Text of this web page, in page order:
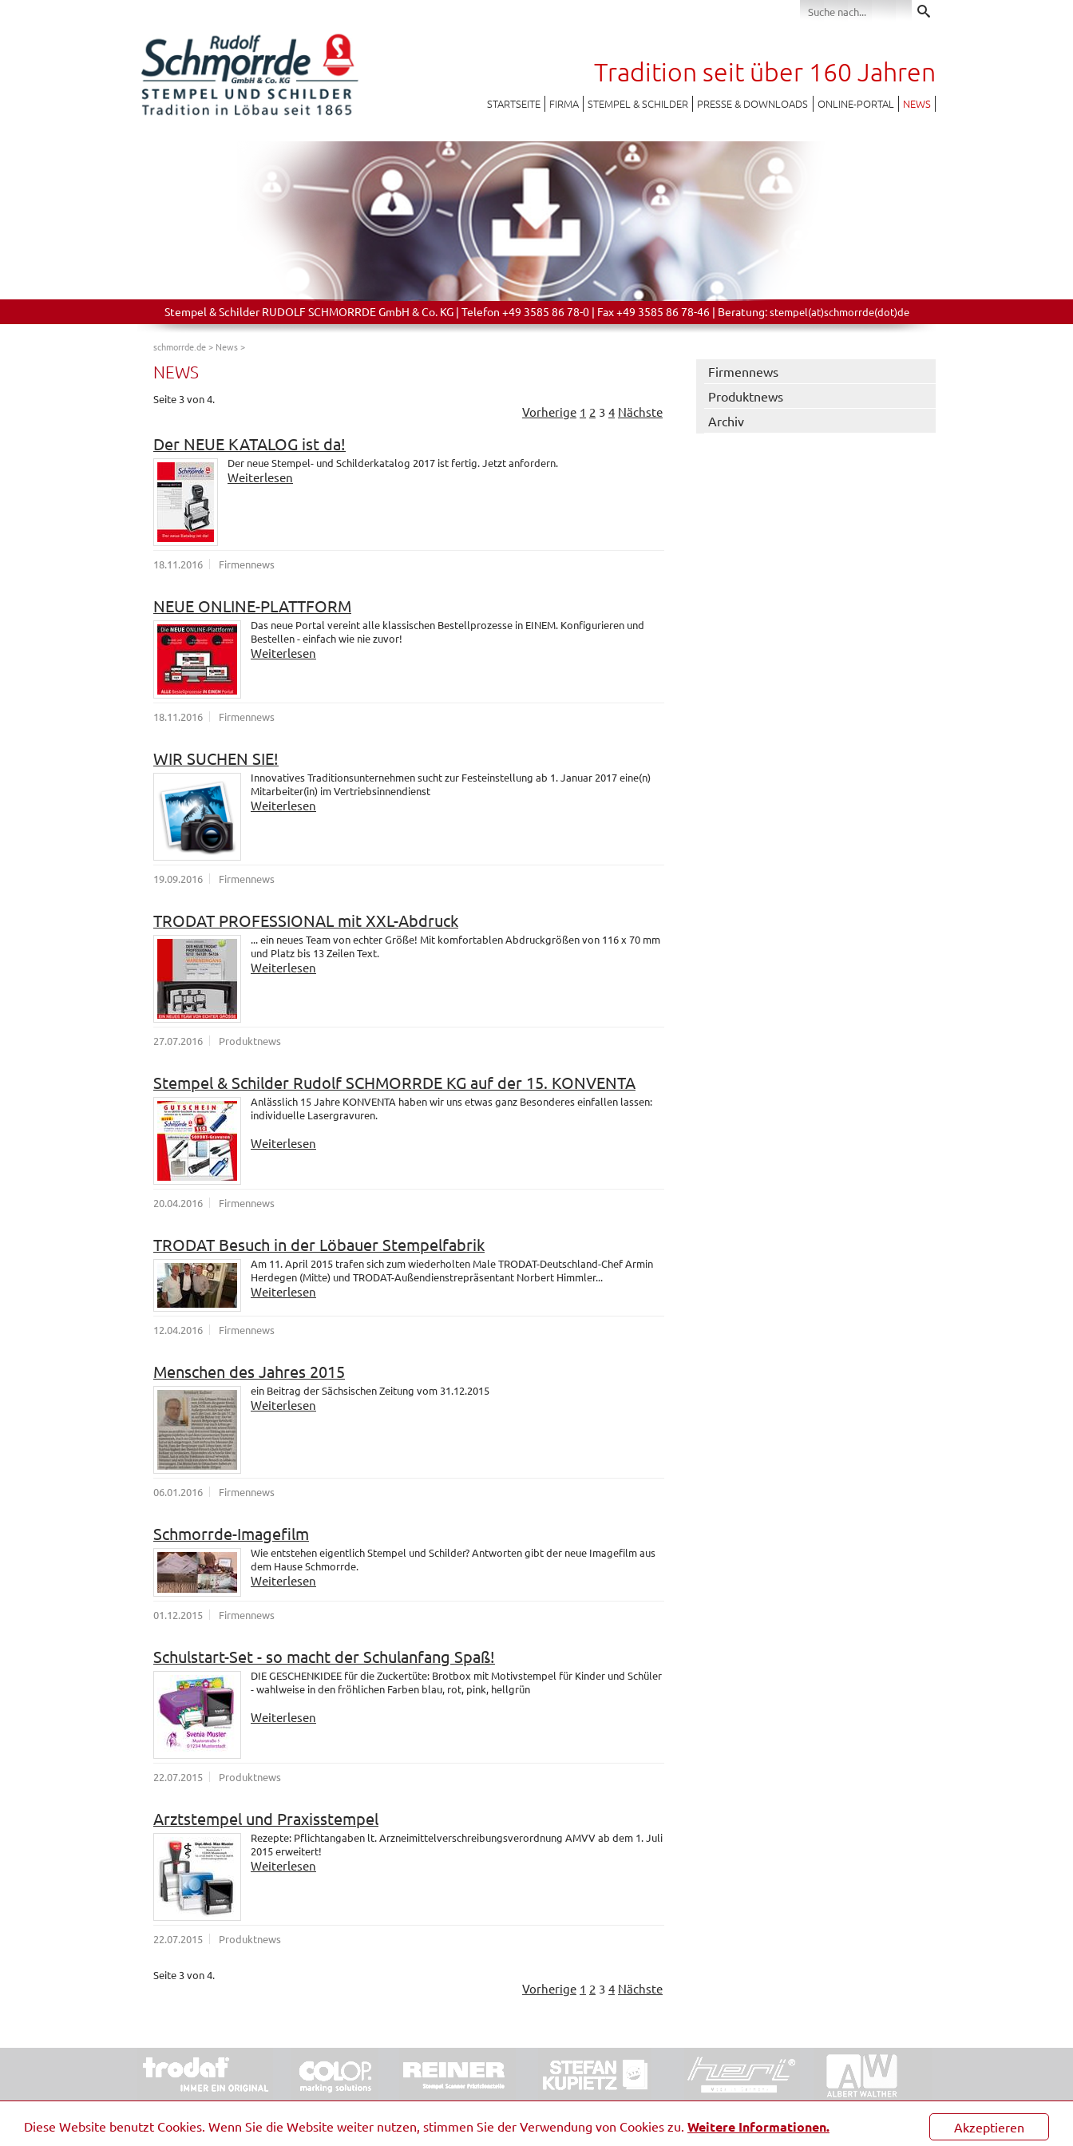
Akzeptieren
Diese Website benutzt Cookies. Wenn Sie die Website weiter nutzen, stimmen Sie der Verwendung von Cookies zu. Weitere Informationen.
Tradition seit über 160 Jahren
STARTSEITE FIRMA STEMPEL & SCHILDER PRESSE & DOWNLOADS ONLINE-PORTAL NEWS
Stempel & Schilder RUDOLF SCHMORRDE GmbH & Co. KG | Telefon +49 3585 86 78-0 | Fax +49 3585 86 78-46 | Beratung:stempel(at)schmorrde(dot)de
schmorrde.de> News>
NEWS
Seite 3 von 4.
Vorherige 1 2 3 4 Nächste
Der NEUE KATALOG ist da!
Der neue Stempel- und Schilderkatalog 2017 ist fertig. Jetzt anfordern.
Weiterlesen
18.11.2016 Firmennews
NEUE ONLINE-PLATTFORM
Das neue Portal vereint alle klassischen Bestellprozesse in EINEM. Konfigurieren und
Bestellen - einfach wie nie zuvor!
Weiterlesen
18.11.2016 Firmennews
WIR SUCHEN SIE!
Innovatives Traditionsunternehmen sucht zur Festeinstellung ab 1. Januar 2017 eine(n)
Mitarbeiter(in) im Vertriebsinnendienst
Weiterlesen
19.09.2016 Firmennews
TRODAT PROFESSIONAL mit XXL-Abdruck
... ein neues Team von echter Größe! Mit komfortablen Abdruckgrößen von 116 x 70 mm
und Platz bis 13 Zeilen Text.
Weiterlesen
27.07.2016 Produktnews
Stempel & Schilder Rudolf SCHMORRDE KG auf der 15. KONVENTA
Anlässlich 15 Jahre KONVENTA haben wir uns etwas ganz Besonderes einfallen lassen:
individuelle Lasergravuren.
Weiterlesen
20.04.2016 Firmennews
TRODAT Besuch in der Löbauer Stempelfabrik
Am 11. April 2015 trafen sich zum wiederholten Male TRODAT-Deutschland-Chef Armin
Herdegen (Mitte) und TRODAT-Außendienstrepräsentant Norbert Himmler...
Weiterlesen
12.04.2016 Firmennews
Menschen des Jahres 2015
ein Beitrag der Sächsischen Zeitung vom 31.12.2015
Weiterlesen
06.01.2016 Firmennews
Schmorrde-Imagefilm
Wie entstehen eigentlich Stempel und Schilder? Antworten gibt der neue Imagefilm aus
dem Hause Schmorrde.
Weiterlesen
01.12.2015 Firmennews
Schulstart-Set - so macht der Schulanfang Spaß!
DIE GESCHENKIDEE für die Zuckertüte: Brotbox mit Motivstempel für Kinder und Schüler
- wahlweise in den fröhlichen Farben blau, rot, pink, hellgrün
Weiterlesen
22.07.2015 Produktnews
Arztstempel und Praxisstempel
Rezepte: Pflichtangaben lt. Arzneimittelverschreibungsverordnung AMVV ab dem 1. Juli
2015 erweitert!
Weiterlesen
22.07.2015 Produktnews
Seite 3 von 4.
Vorherige 1 2 3 4 Nächste
Firmennews
Produktnews
Archiv
© 2026 Stempel & Schilder RUDOLF SCHMORRDE GmbH & Co. KG Impressum Barrierefreiheit Kontakt Datenschutz